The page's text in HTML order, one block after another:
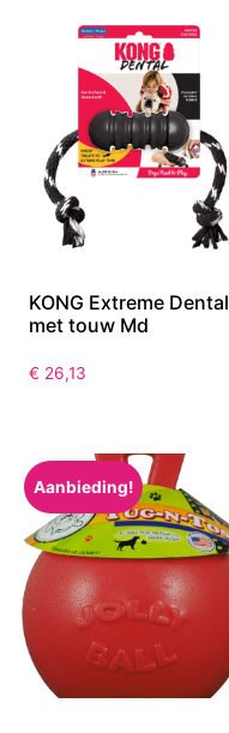
KONG Extreme Dental
met touw Md
€ 26,13
Aanbieding!